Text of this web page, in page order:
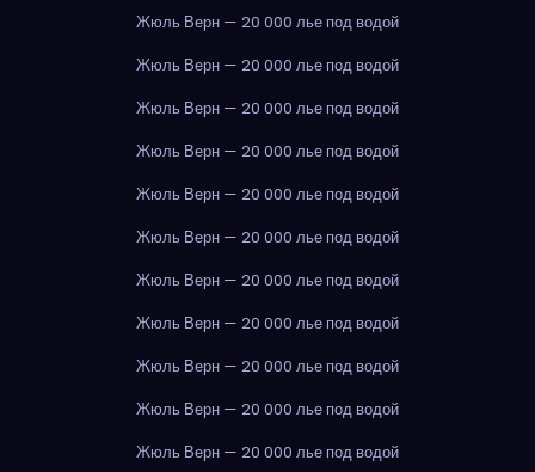
Жюль Верн — 20 000 лье под водой
Жюль Верн — 20 000 лье под водой
Жюль Верн — 20 000 лье под водой
Жюль Верн — 20 000 лье под водой
Жюль Верн — 20 000 лье под водой
Жюль Верн — 20 000 лье под водой
Жюль Верн — 20 000 лье под водой
Жюль Верн — 20 000 лье под водой
Жюль Верн — 20 000 лье под водой
Жюль Верн — 20 000 лье под водой
Жюль Верн — 20 000 лье под водой